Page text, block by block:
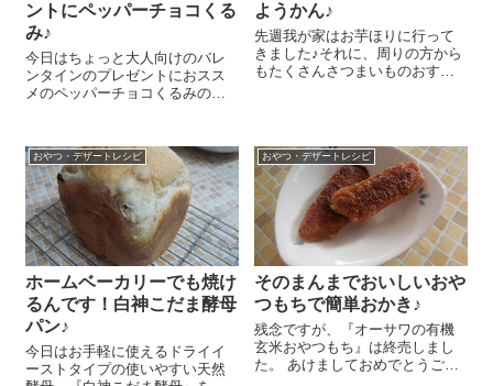
ントにペッパーチョコくる
み♪
今日はちょっと大人向けのバレ
ンタインのプレゼントにおスス
メのペッパーチョコくるみのレ
にもぴったりのちょっぴりスパ
イシーな風味がたまりませんよ
～！ お好みのチョコレート少々
を耐熱...
ようかん♪
先週我が家はお芋ほりに行って
きました♪それに、周りの方から
もたくさんさつまいものおすそ
うかんのレシピをご紹介しまー
す😉 さ...
おやつ・デザートレシピ
ホームベーカリーでも焼け
るんです！白神こだま酵母
パン♪
今日はお手軽に使えるドライイ
ーストタイプの使いやすい天然
おやつ・デザートレシピ
そのまんまでおいしいおや
つもちで簡単おかき♪
残念ですが、『オーサワの有機
玄米おやつもち』は終売しまし
た。 あけましておめでとうござ